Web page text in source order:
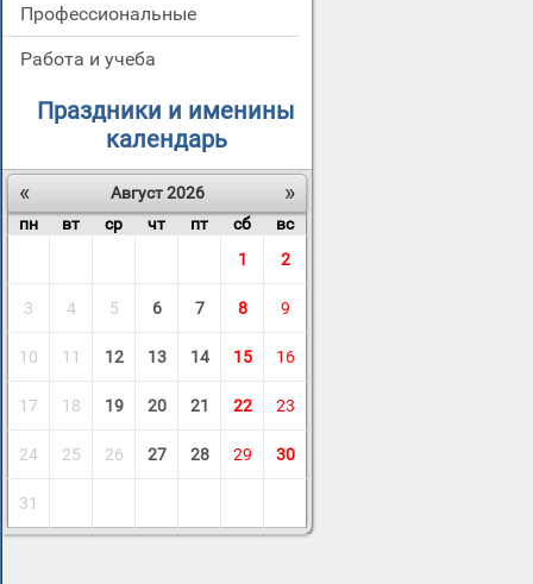
Профессиональные
Работа и учеба
Праздники и именины
календарь
«
»
Август 2026
пн
вт ср чт пт сб
вс
1
2
3 4 5 6 7 8 9
10 11 12 13 14 15 16
17 18 19 20 21 22 23
24 25 26 27 28 29 30
31